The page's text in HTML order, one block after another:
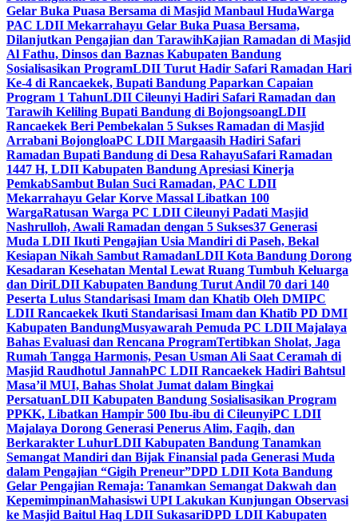
Gelar Buka Puasa Bersama di Masjid Manbaul HudaWarga
PAC LDII Mekarrahayu Gelar Buka Puasa Bersama,
Dilanjutkan Pengajian dan TarawihKajian Ramadan di Masjid
Al Fathu, Dinsos dan Baznas Kabupaten Bandung
Sosialisasikan ProgramLDII Turut Hadir Safari Ramadan Hari
Ke-4 di Rancaekek, Bupati Bandung Paparkan Capaian
Program 1 TahunLDII Cileunyi Hadiri Safari Ramadan dan
Tarawih Keliling Bupati Bandung di BojongsoangLDII
Rancaekek Beri Pembekalan 5 Sukses Ramadan di Masjid
Arrabani BojongloaPC LDII Margaasih Hadiri Safari
Ramadan Bupati Bandung di Desa RahayuSafari Ramadan
1447 H, LDII Kabupaten Bandung Apresiasi Kinerja
PemkabSambut Bulan Suci Ramadan, PAC LDII
Mekarrahayu Gelar Korve Massal Libatkan 100
WargaRatusan Warga PC LDII Cileunyi Padati Masjid
Nashrulloh, Awali Ramadan dengan 5 Sukses37 Generasi
Muda LDII Ikuti Pengajian Usia Mandiri di Paseh, Bekal
Kesiapan Nikah Sambut RamadanLDII Kota Bandung Dorong
Kesadaran Kesehatan Mental Lewat Ruang Tumbuh Keluarga
dan DiriLDII Kabupaten Bandung Turut Andil 70 dari 140
Peserta Lulus Standarisasi Imam dan Khatib Oleh DMIPC
LDII Rancaekek Ikuti Standarisasi Imam dan Khatib PD DMI
Kabupaten BandungMusyawarah Pemuda PC LDII Majalaya
Bahas Evaluasi dan Rencana ProgramTertibkan Sholat, Jaga
Rumah Tangga Harmonis, Pesan Usman Ali Saat Ceramah di
Masjid Raudhotul JannahPC LDII Rancaekek Hadiri Bahtsul
Masa’il MUI, Bahas Sholat Jumat dalam Bingkai
PersatuanLDII Kabupaten Bandung Sosialisasikan Program
PPKK, Libatkan Hampir 500 Ibu-ibu di CileunyiPC LDII
Majalaya Dorong Generasi Penerus Alim, Faqih, dan
Berkarakter LuhurLDII Kabupaten Bandung Tanamkan
Semangat Mandiri dan Bijak Finansial pada Generasi Muda
dalam Pengajian “Gigih Preneur”DPD LDII Kota Bandung
Gelar Pengajian Remaja: Tanamkan Semangat Dakwah dan
KepemimpinanMahasiswi UPI Lakukan Kunjungan Observasi
ke Masjid Baitul Haq LDII SukasariDPD LDII Kabupaten